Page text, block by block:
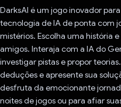
DarksAI é um jogo inovador
tecnologia de IA de ponta com
mistérios. Escolha uma história
amigos. Interaja com a IA do
investigar pistas e propor
deduções e apresente sua
desfruta da emocionante
noites de jogos ou para afiar